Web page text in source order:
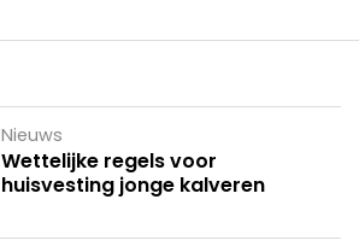
Nieuws
Wettelijke regels voor
huisvesting jonge kalveren